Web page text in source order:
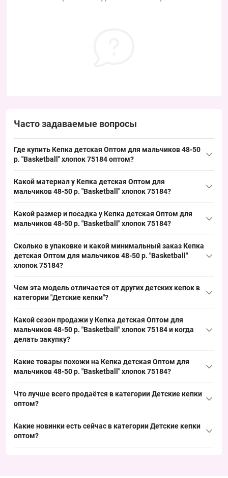
Часто задаваемые вопросы
Где купить Кепка детская Оптом для мальчиков 48-50
р. "Basketball" хлопок 75184 оптом?
хлопок 75184 можно упаковкой з Одессы 7КМ; модель
спрос в сезон кепок, что удобно для мерчандайзинга.
Какой материал у Кепка детская Оптом для
мальчиков 48-50 р. "Basketball" хлопок 75184?
летнему сезону и категории детских кепок, что упрощает
Какой размер и посадка у Кепка детская Оптом для
мальчиков 48-50 р. "Basketball" хлопок 75184?
стандартным козырьком для летнего использования. Такой
размер закрывает сегмент примерно 1–2 лет и является
товара.
Сколько в упаковке и какой минимальный заказ Кепка
детская Оптом для мальчиков 48-50 р. "Basketball"
хлопок 75184?
«заказать упаковкой» облегчает формирование партий для
к летнему сезону.
Чем эта модель отличается от других детских кепок в
категории "Детские кепки"?
вышивкой и полностью хлопковой тканью, что соответствует
сезону Лето. В качестве альтернативы подходят панамки или
ассортимент мальчиковых кепок и закрывает базовый спрос
на сезон.
Какой сезон продажи у Кепка детская Оптом для
мальчиков 48-50 р. "Basketball" хлопок 75184 и когда
делать закупку?
закупку за 4–6 недель до начала пика, чтобы подготовиться к
Какие товары похожи на Кепка детская Оптом для
мальчиков 48-50 р. "Basketball" хлопок 75184?
Кепка детская "NB" хлопок +сетка для мальчиков 54 р.
Оптом 26Д49— 94.50 ₴
Кепка детская "NewY" хлопок +сетка для мальчиков 54 р.
Оптом 26Д37
Что лучше всего продаётся в категорииДетские кепки
оптом?
Кепка детская для мальчиков "NY" 52-54 р. хлопок Оптом
7883— 54.00 ₴
Какие новинки есть сейчас в категорииДетские кепки
оптом?